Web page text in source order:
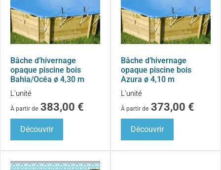
Bâche d’hivernage
opaque piscine bois
Bahia/Océa ø 4,30 m
L'unité
À partir de 383,00 €
Découvrir
Bâche d’hivernage
opaque piscine bois
Azura ø 4,10 m
L'unité
À partir de 373,00 €
Découvrir